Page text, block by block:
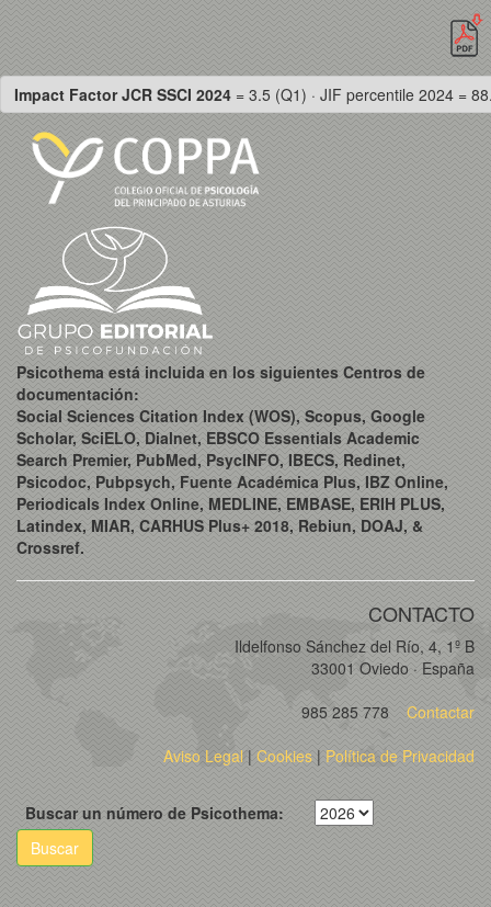
Impact Factor JCR SSCI 2024 = 3.5 (Q1) · JIF percentile 2024 =
Psicothema está incluida en los siguientes Centros de
documentación:
Social Sciences Citation Index (WOS), Scopus, Google
Scholar, SciELO, Dialnet, EBSCO Essentials Academic
Search Premier, PubMed, PsycINFO, IBECS, Redinet,
Psicodoc, Pubpsych, Fuente Académica Plus, IBZ Online,
Periodicals Index Online, MEDLINE, EMBASE, ERIH PLUS,
Latindex, MIAR, CARHUS Plus+ 2018, Rebiun, DOAJ, &
Crossref.
CONTACTO
Ildelfonso Sánchez del Río, 4, 1º B
33001 Oviedo · España
985 285 778
Contactar
Aviso Legal| Cookies | Política de Privacidad
Buscar un número de Psicothema:
Buscar